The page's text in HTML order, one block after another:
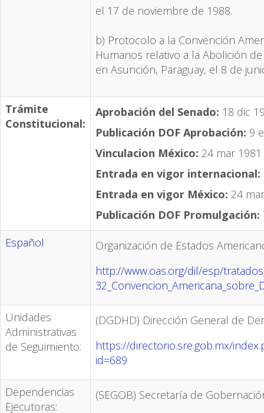
el 17 de noviembre de 1988.
b) Protocolo a la Convención
Humanos relativo a la Abolición
en Asunción, Paraguay, el 8 de
Trámite
Constitucional:
Aprobación del Senado: 18 dic
Publicación DOF Aprobación: 9
Vinculacion México: 24 mar
Entrada en vigor internacional:
Entrada en vigor México: 24
Publicación DOF Promulgación:
Español
Organización de Estados
http://www.oas.org/dil/esp/
Unidades
Administrativas
de Seguimiento:
(DGDHD) Dirección General de
https://directorio.sre.gob.mx/
id=689
Dependencias
Ejecutoras:
(SEGOB) Secretaría de